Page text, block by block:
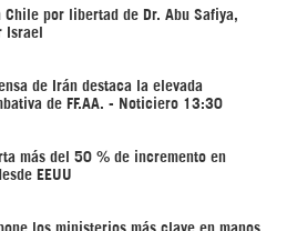
Chile por libertad de Dr. Abu Safiya,
Israel
de Irán destaca la elevada
de FF.AA. - Noticiero 13:30
más del 50 % de incremento en
EEUU
los ministerios más clave en manos